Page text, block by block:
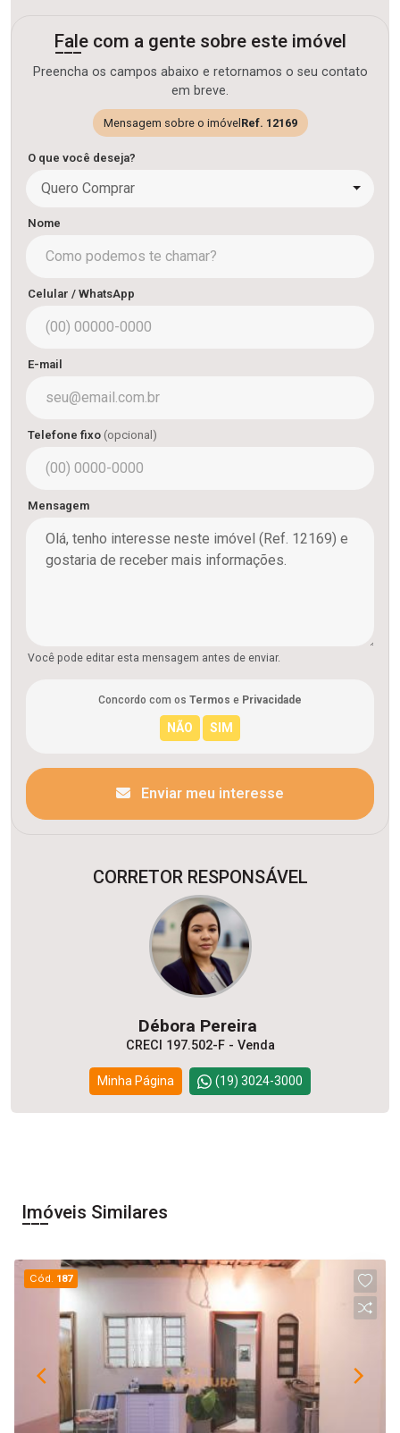
Fale com a gente sobre este imóvel
Preencha os campos abaixo e retornamos o seu contato
em breve.
Mensagem sobre o imóvel Ref. 12169
O que você deseja?
Quero Comprar
Nome
Celular / WhatsApp
E-mail
Telefone fixo (opcional)
Mensagem
Você pode editar esta mensagem antes de enviar.
Concordo com os Termos e Privacidade
Enviar meu interesse
CORRETOR RESPONSÁVEL
Débora Pereira
CRECI 197.502-F - Venda
Minha Página (19) 3024-3000
Imóveis Similares
Cód. 187